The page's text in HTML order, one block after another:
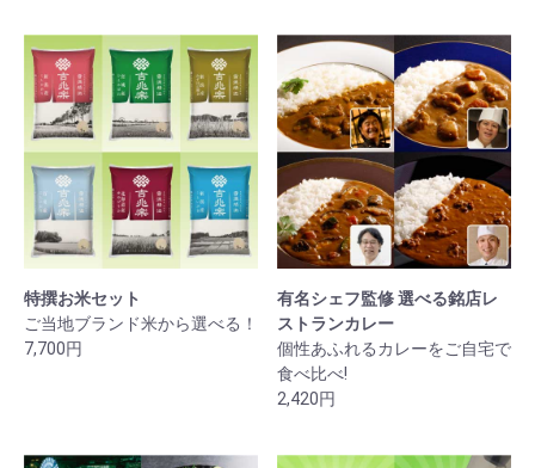
特撰お米セット
ご当地ブランド米から選べる！
7,700円
有名シェフ監修 選べる銘店レ
ストランカレー
個性あふれるカレーをご自宅で
食べ比べ!
2,420円